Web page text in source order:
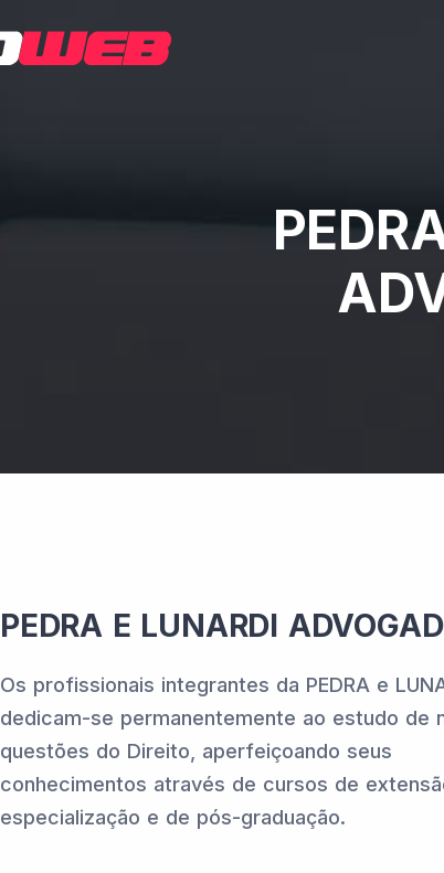
PEDRA E LUNARDI
Os profissionais integrantes da PEDRA e
dedicam-se permanentemente ao estudo de
questões do Direito, aperfeiçoando seus
conhecimentos através de cursos de
especialização e de pós-graduação.